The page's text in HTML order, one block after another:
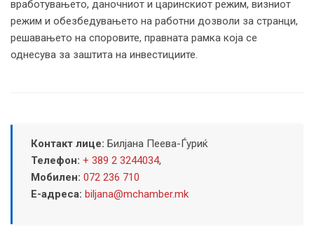
вработувањето, даночниот и царинскиот режим, визниот
режим и обезбедувањето на работни дозволи за странци,
решавањето на споровите, правната рамка која се
однесува за заштита на инвестициите.
Контакт лице: Билјана Пеева-Ѓуриќ
Телефон: + 389 2 3244034,
Мобилен: 072 236 710
Е-адреса: biljana@mchamber.mk